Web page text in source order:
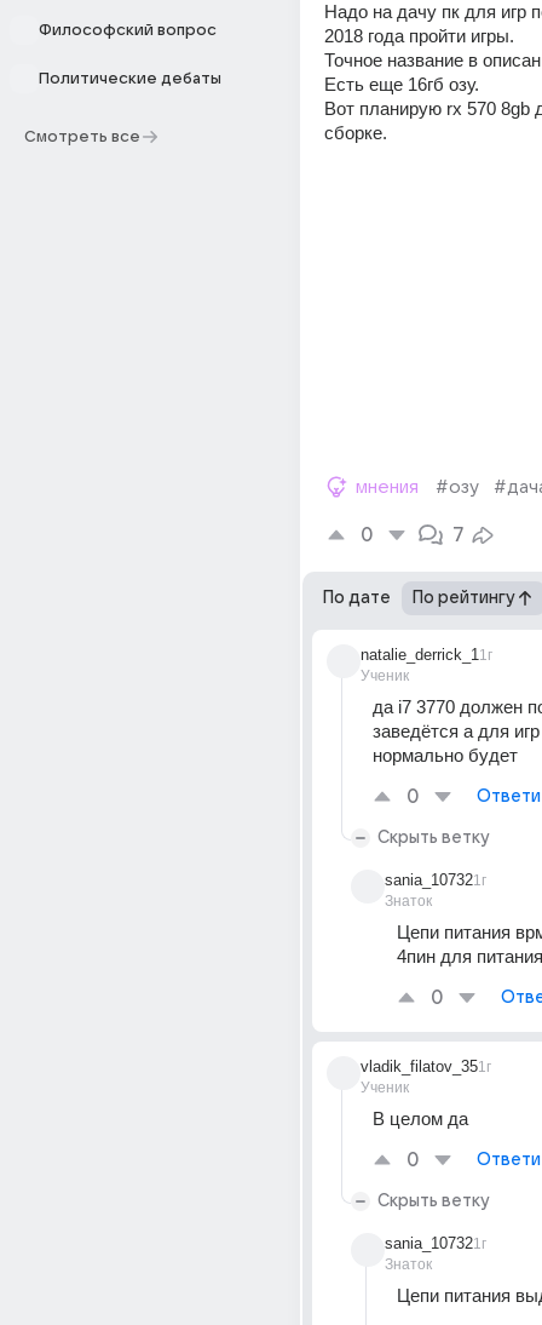
Философский вопрос
Политические дебаты
Смотреть все
Надо на дачу пк для игр
2018 года пройти игры.
Точное название в
Есть еще 16гб озу.
Вот планирую rx 570 8gb
сборке.
мнения #озу
0 7
По дате По рейтингу
natalie_derrick_1
Ученик
1г
да i7 3770 должен
заведётся а для
нормально будет
0
Скрыть ветку
sania_10732
Знаток
1г
Цепи питания
4пин для
0
vladik_filatov_35
Ученик
1г
В целом да
0
Скрыть ветку
sania_10732
Знаток
1г
Цепи питания